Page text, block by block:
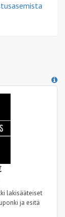
lakisääteiset
ja esitä